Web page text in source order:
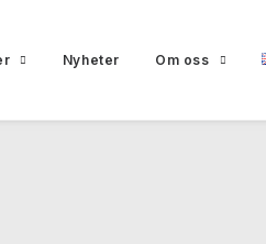
Nyheter Om oss